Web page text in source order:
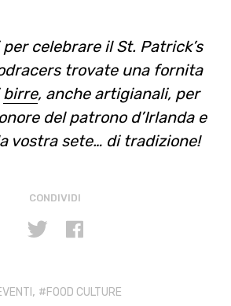
celebrare il St. Patrick’s
trovate una fornita
birre, anche artigianali, per
del patrono d’Irlanda e
vostra sete… di tradizione!
CONDIVIDI
, FOOD CULTURE